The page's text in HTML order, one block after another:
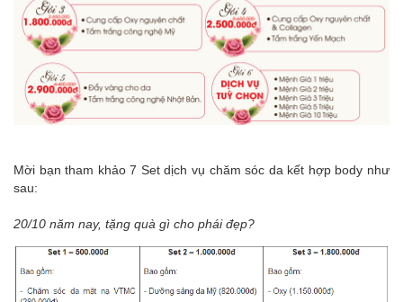
Mời bạn tham khảo 7 Set dịch vụ chăm sóc da kết hợp body như
sau:
20/10 năm nay, tặng quà gì cho phái đẹp?